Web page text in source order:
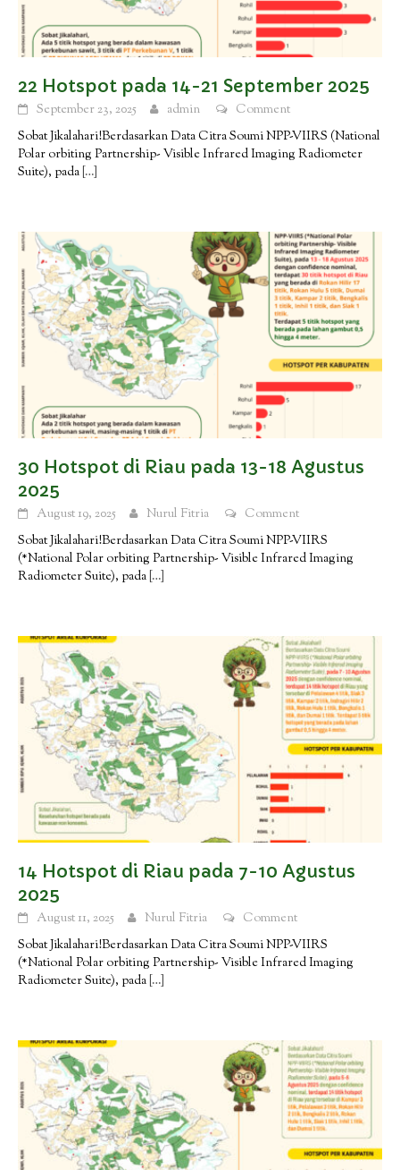
22 Hotspot pada 14-21 September 2025
September 23, 2025 admin
Comment
Sobat Jikalahari!Berdasarkan Data Citra Soumi NPP-VIIRS (National
Polar orbiting Partnership- Visible Infrared Imaging Radiometer
Suite), pada […]
30 Hotspot di Riau pada 13-18 Agustus
2025
August 19, 2025 Nurul Fitria
Comment
Sobat Jikalahari!Berdasarkan Data Citra Soumi NPP-VIIRS
(*National Polar orbiting Partnership- Visible Infrared Imaging
Radiometer Suite), pada […]
14 Hotspot di Riau pada 7-10 Agustus
2025
August 11, 2025 Nurul Fitria
Comment
Sobat Jikalahari!Berdasarkan Data Citra Soumi NPP-VIIRS
(*National Polar orbiting Partnership- Visible Infrared Imaging
Radiometer Suite), pada […]